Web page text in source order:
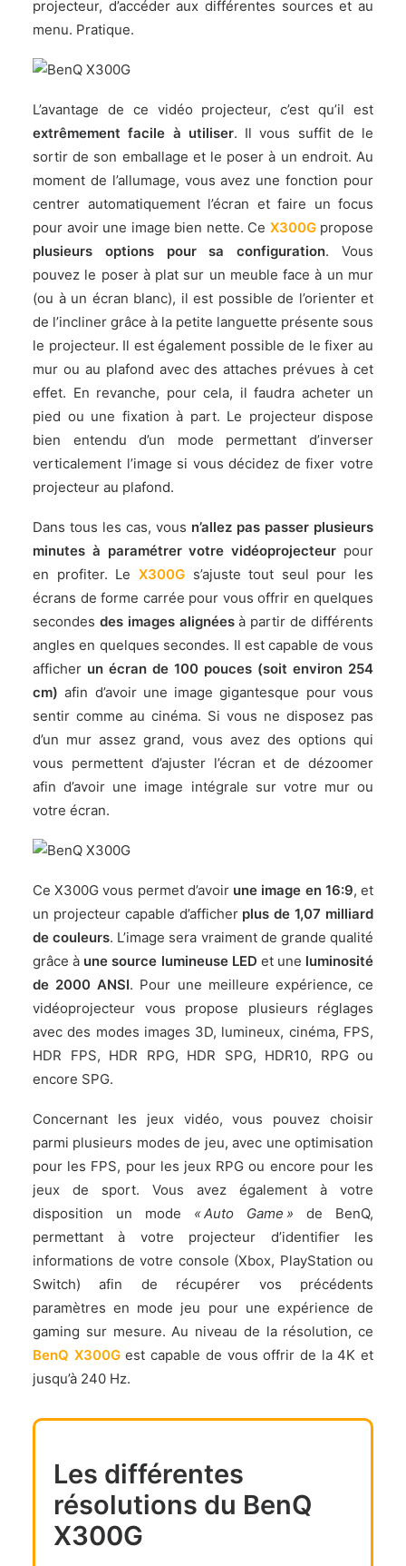
projecteur, d’accéder aux différentes sources et au
menu. Pratique.
L’avantage de ce vidéo projecteur, c’est qu’il est
extrêmement facile à utiliser. Il vous suffit de le
sortir de son emballage et le poser à un endroit. Au
moment de l’allumage, vous avez une fonction pour
centrer automatiquement l’écran et faire un focus
pour avoir une image bien nette. Ce X300Gpropose
plusieurs options pour sa configuration. Vous
pouvez le poser à plat sur un meuble face à un mur
(ou à un écran blanc), il est possible de l’orienter et
de l’incliner grâce à la petite languette présente sous
le projecteur. Il est également possible de le fixer au
mur ou au plafond avec des attaches prévues à cet
effet. En revanche, pour cela, il faudra acheter un
pied ou une fixation à part. Le projecteur dispose
bien entendu d’un mode permettant d’inverser
verticalement l’image si vous décidez de fixer votre
projecteur au plafond.
Dans tous les cas, vous n’allez pas passer plusieurs
minutes à paramétrer votre vidéoprojecteur pour
en profiter. Le X300Gs’ajuste tout seul pour les
écrans de forme carrée pour vous offrir en quelques
secondes des images alignéesà partir de différents
angles en quelques secondes. Il est capable de vous
afficher un écran de 100 pouces (soit environ 254
cm)afin d’avoir une image gigantesque pour vous
sentir comme au cinéma. Si vous ne disposez pas
d’un mur assez grand, vous avez des options qui
vous permettent d’ajuster l’écran et de dézoomer
afin d’avoir une image intégrale sur votre mur ou
votre écran.
Ce X300G vous permet d’avoir une image en 16:9, et
un projecteur capable d’afficher plus de 1,07 milliard
de couleurs. L’image sera vraiment de grande qualité
grâce à une source lumineuse LED et une luminosité
de 2000 ANSI. Pour une meilleure expérience, ce
vidéoprojecteur vous propose plusieurs réglages
avec des modes images 3D, lumineux, cinéma, FPS,
HDR FPS, HDR RPG, HDR SPG, HDR10, RPG ou
encore SPG.
Concernant les jeux vidéo, vous pouvez choisir
parmi plusieurs modes de jeu, avec une optimisation
pour les FPS, pour les jeux RPG ou encore pour les
jeux de sport. Vous avez également à votre
disposition un mode « Auto Game » de BenQ,
permettant à votre projecteur d’identifier les
informations de votre console (Xbox, PlayStation ou
Switch) afin de récupérer vos précédents
paramètres en mode jeu pour une expérience de
gaming sur mesure. Au niveau de la résolution, ce
BenQ X300Gest capable de vous offrir de la 4K et
jusqu’à 240 Hz.
Les différentes
résolutions du BenQ
X300G